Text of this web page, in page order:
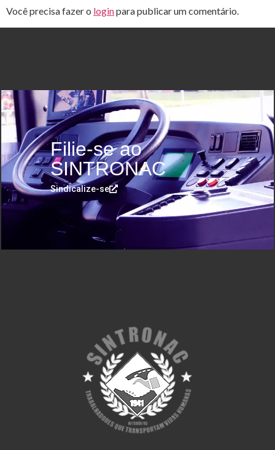
Você precisa fazer o loginpara publicar um comentário.
Filie-se ao
SINTRONAC
Sindicalize-se